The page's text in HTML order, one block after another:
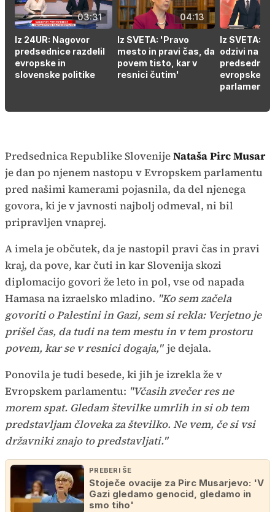
03:31
Iz 24UR: Nagovor
predsednice razdelil
evropske in
slovenske politike
04:13
Iz SVETA: 'Pravo
mesto in pravi čas, da
povem tisto, kar v
resnici čutim'
Iz SVETA:
odzivi na
evropskem
parlamentu
Predsednica Republike SlovenijeNataša Pirc Musar
je dan po njenem nastopu v Evropskem parlamentu
pred našimi kamerami pojasnila, da del njenega
govora, ki je v javnosti najbolj odmeval, ni bil
pripravljen vnaprej.
A imela je občutek, da je nastopil pravi čas in pravi
kraj, da pove, kar čuti in kar Slovenija skozi
diplomacijo govori že leto in pol, vse od napada
Hamasa na izraelsko mladino. "Ko sem začela
govoriti o Palestini in Gazi, sem si rekla: Verjetno je
prišel čas, da tudi na tem mestu in v tem prostoru
povem, kar se v resnici dogaja," je dejala.
Ponovila je tudi besede, ki jih je izrekla že v
Evropskem parlamentu: "Včasih zvečer res ne
morem spat. Gledam številke umrlih in si ob tem
predstavljam človeka za številko. Ne vem, če si vsi
državniki znajo to predstavljati."
PREBERI ŠE
Stoječe ovacije za Pirc Musarjevo: 'V
Gazi gledamo genocid, gledamo in
smo tiho'